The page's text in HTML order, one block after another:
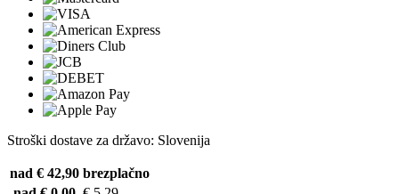
Stroški dostave za državo: Slovenija
nad € 42,90 brezplačno